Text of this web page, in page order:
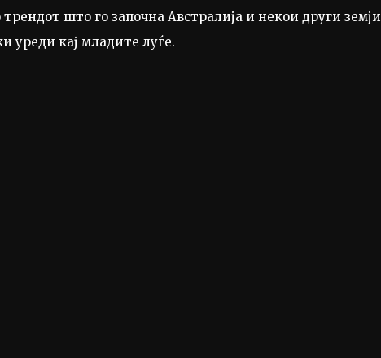
што го започна Австралија и некои други земји
уреди кај младите луѓе.